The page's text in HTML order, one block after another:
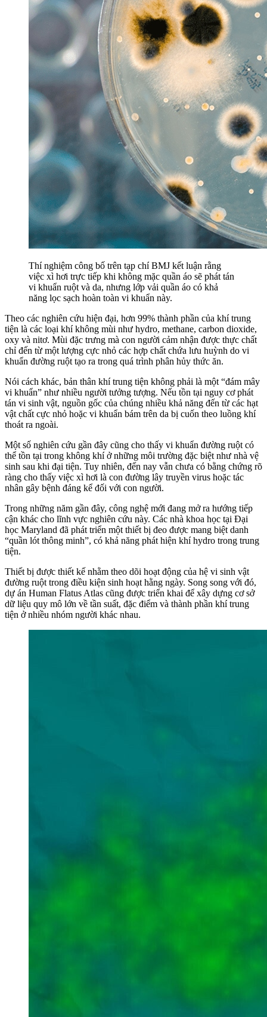
Thí nghiệm công bố trên tạp chí BMJ kết luận rằng
việc xì hơi trực tiếp khi không mặc quần áo sẽ phát tán
vi khuẩn ruột và da, nhưng lớp vải quần áo có khả
năng lọc sạch hoàn toàn vi khuẩn này.
Theo các nghiên cứu hiện đại, hơn 99% thành phần của khí trung
tiện là các loại khí không mùi như hydro, methane, carbon dioxide,
oxy và nitơ. Mùi đặc trưng mà con người cảm nhận được thực chất
chỉ đến từ một lượng cực nhỏ các hợp chất chứa lưu huỳnh do vi
khuẩn đường ruột tạo ra trong quá trình phân hủy thức ăn.
Nói cách khác, bản thân khí trung tiện không phải là một “đám mây
vi khuẩn” như nhiều người tưởng tượng. Nếu tồn tại nguy cơ phát
tán vi sinh vật, nguồn gốc của chúng nhiều khả năng đến từ các hạt
vật chất cực nhỏ hoặc vi khuẩn bám trên da bị cuốn theo luồng khí
thoát ra ngoài.
Một số nghiên cứu gần đây cũng cho thấy vi khuẩn đường ruột có
thể tồn tại trong không khí ở những môi trường đặc biệt như nhà vệ
sinh sau khi đại tiện. Tuy nhiên, đến nay vẫn chưa có bằng chứng rõ
ràng cho thấy việc xì hơi là con đường lây truyền virus hoặc tác
nhân gây bệnh đáng kể đối với con người.
Trong những năm gần đây, công nghệ mới đang mở ra hướng tiếp
cận khác cho lĩnh vực nghiên cứu này. Các nhà khoa học tại Đại
học Maryland đã phát triển một thiết bị đeo được mang biệt danh
“quần lót thông minh”, có khả năng phát hiện khí hydro trong trung
tiện.
Thiết bị được thiết kế nhằm theo dõi hoạt động của hệ vi sinh vật
đường ruột trong điều kiện sinh hoạt hằng ngày. Song song với đó,
dự án Human Flatus Atlas cũng được triển khai để xây dựng cơ sở
dữ liệu quy mô lớn về tần suất, đặc điểm và thành phần khí trung
tiện ở nhiều nhóm người khác nhau.